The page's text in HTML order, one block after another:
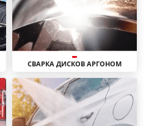
СВАРКА ДИСКОВ АРГОНОМ